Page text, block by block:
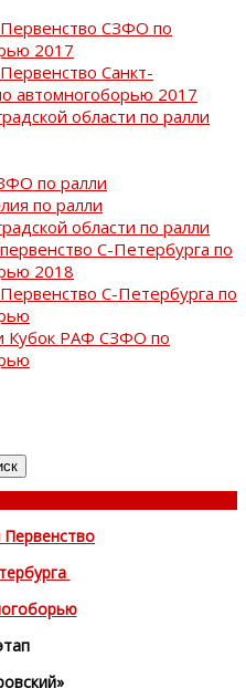
СЗФО по
2017
Санкт-
автомногоборью 2017
области по ралли
по ралли
по ралли
области по ралли
С-Петербурга по
2018
С-Петербурга по
Кубок РАФ СЗФО по